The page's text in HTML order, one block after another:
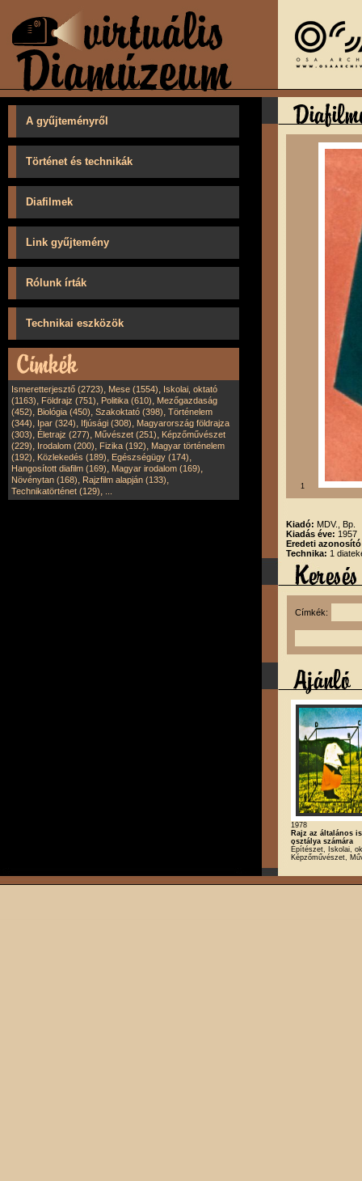
A gyűjteményről
Történet és technikák
Diafilmek
Link gyűjtemény
Rólunk írták
Technikai eszközök
Ismeretterjesztő (2723), Mese (1554), Iskolai, oktató
(1163), Földrajz (751), Politika (610), Mezőgazdaság
(452), Biológia (450), Szakoktató (398), Történelem
(344), Ipar (324), Ifjúsági (308), Magyarország földrajza
(303), Életrajz (277), Művészet (251), Képzőművészet
(229), Irodalom (200), Fizika (192), Magyar történelem
(192), Közlekedés (189), Egészségügy (174),
Hangosított diafilm (169), Magyar irodalom (169),
Növénytan (168), Rajzfilm alapján (133),
Technikatörténet (129), 1
Kiadó: MDV., Bp.
Kiadás éve: 1957
Eredeti
Technika: 1
Címkék:
1978
Rajz az általános
osztálya számára
Építészet, Iskolai,
Képzőművészet,